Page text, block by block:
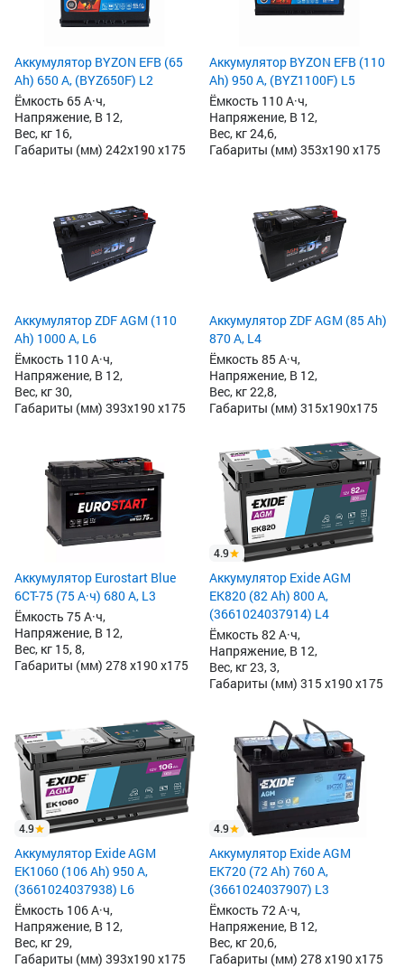
Аккумулятор BYZON EFB (65
Ah) 650 А, (BYZ650F) L2
Ёмкость 65 А·ч,
Напряжение, В 12,
Вес, кг 16,
Габариты (мм) 242x190 x175
Аккумулятор BYZON EFB (110
Ah) 950 А, (BYZ1100F) L5
Ёмкость 110 А·ч,
Напряжение, В 12,
Вес, кг 24,6,
Габариты (мм) 353x190 x175
Аккумулятор ZDF AGM (110
Ah) 1000 А, L6
Ёмкость 110 А·ч,
Напряжение, В 12,
Вес, кг 30,
Габариты (мм) 393x190 x175
Аккумулятор ZDF AGM (85 Ah)
870 А, L4
Ёмкость 85 А·ч,
Напряжение, В 12,
Вес, кг 22,8,
Габариты (мм) 315x190x175
Аккумулятор Eurostart Blue
6CT-75 (75 А·ч) 680 А, L3
Ёмкость 75 А·ч,
Напряжение, В 12,
Вес, кг 15, 8,
Габариты (мм) 278 x190 x175
4.9
Аккумулятор Exide AGM
EK820 (82 Ah) 800 А,
(3661024037914) L4
Ёмкость 82 А·ч,
Напряжение, В 12,
Вес, кг 23, 3,
Габариты (мм) 315 x190 x175
4.9
Аккумулятор Exide AGM
EK1060 (106 Ah) 950 А,
(3661024037938) L6
Ёмкость 106 А·ч,
Напряжение, В 12,
Вес, кг 29,
Габариты (мм) 393x190 x175
4.9
Аккумулятор Exide AGM
EK720 (72 Ah) 760 А,
(3661024037907) L3
Ёмкость 72 А·ч,
Напряжение, В 12,
Вес, кг 20,6,
Габариты (мм) 278 x190 x175